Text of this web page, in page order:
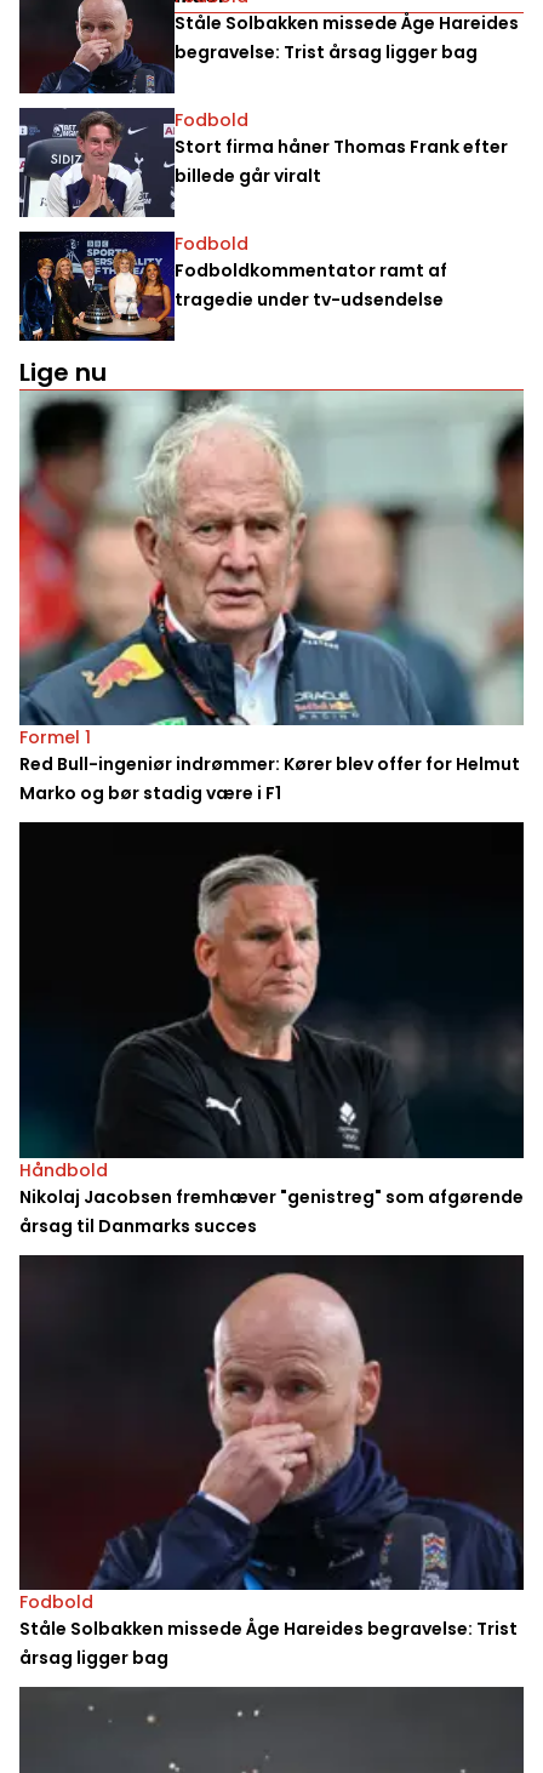
Ståle Solbakken missede Åge Hareides
begravelse: Trist årsag ligger bag
Fodbold
Stort firma håner Thomas Frank efter
billede går viralt
Fodbold
Fodboldkommentator ramt af
tragedie under tv-udsendelse
Lige nu
Formel 1
Red Bull-ingeniør indrømmer: Kører blev offer for Helmut
Marko og bør stadig være i F1
Håndbold
Nikolaj Jacobsen fremhæver "genistreg" som afgørende
årsag til Danmarks succes
Fodbold
Ståle Solbakken missede Åge Hareides begravelse: Trist
årsag ligger bag